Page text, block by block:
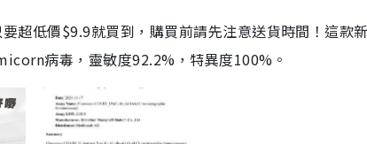
超低價$9.9就買到，購買前請先注意送貨時間！這款
病毒，靈敏度92.2%，特異度100%。